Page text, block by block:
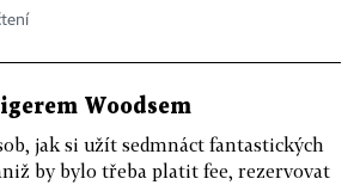
Woodsem
jak si užít sedmnáct fantastických
by bylo třeba platit fee, rezervovat